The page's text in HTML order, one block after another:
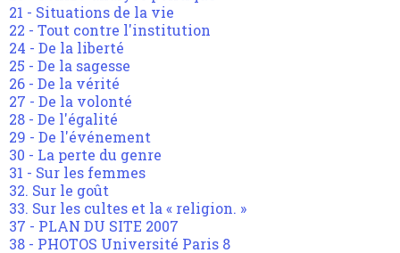
21 - Situations de la vie
22 - Tout contre l'institution
24 - De la liberté
25 - De la sagesse
26 - De la vérité
27 - De la volonté
28 - De l'égalité
29 - De l'événement
30 - La perte du genre
31 - Sur les femmes
32. Sur le goût
33. Sur les cultes et la « religion. »
37 - PLAN DU SITE 2007
38 - PHOTOS Université Paris 8